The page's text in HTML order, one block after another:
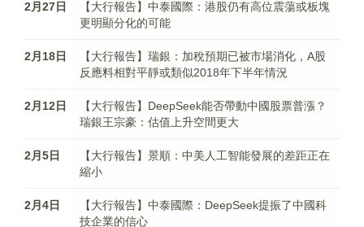
2月27日
【大行報告】中泰國際：港股仍有高位震蕩或板塊
更明顯分化的可能
2月18日
【大行報告】瑞銀：加稅預期已被市場消化，A股
反應料相對平靜或類似2018年下半年情況
2月12日
【大行報告】DeepSeek能否帶動中國股票普漲？
瑞銀王宗豪：估值上升空間更大
2月5日
【大行報告】景順：中美人工智能發展的差距正在
縮小
2月4日
【大行報告】中泰國際：DeepSeek提振了中國科
技企業的信心